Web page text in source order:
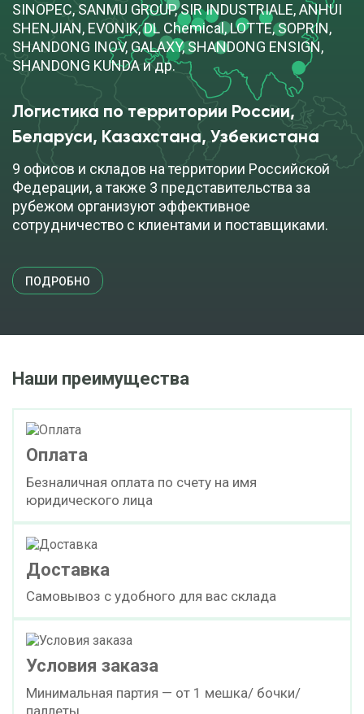
Диметиламинопропиламин DMAPA
бочка (165 кг) cкачать TDS
ДОБАВИТЬ В ЗАЯВКУ
Диэтилентриамин (ДЭТА - DETA)
бочка (195 кг)
смазочных материалов
бочка (200 кг)
МИБК (Метилизобутилкарбинол, MIBC)
куб (800 кг)
Окисленный полиэтиленовый воск SOP 269
мешок (25 кг) cкачать TDS
SINOPEC, SANMU GROUP, SIR INDUSTRIALE, ANHUI
SHENJIAN, EVONIK, DL Chemical, LOTTE, SOPRIN,
SHANDONG INOV, GALAXY, SHANDONG ENSIGN,
SHANDONG KUNDA и др.
Логистика по территории России,
Беларуси, Казахстана, Узбекистана
9 офисов и складов на территории Российской
Федерации, а также 3 представительства за
рубежом организуют эффективное
сотрудничество с клиентами и поставщиками.
ПОДРОБНО
Наши преимущества
Оплата
Безналичная оплата по счету на имя
юридического лица
Доставка
Самовывоз с удобного для вас склада
Условия заказа
Минимальная партия — от 1 мешка/ бочки/
паллеты